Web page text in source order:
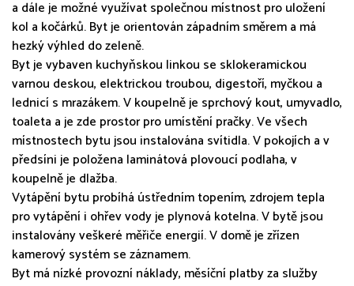
a dále je možné využívat společnou místnost pro uložení
kol a kočárků. Byt je orientován západním směrem a má
hezký výhled do zeleně.
Byt je vybaven kuchyňskou linkou se sklokeramickou
varnou deskou, elektrickou troubou, digestoří, myčkou a
lednicí s mrazákem. V koupelně je sprchový kout, umyvadlo,
toaleta a je zde prostor pro umístění pračky. Ve všech
místnostech bytu jsou instalována svítidla. V pokojích a v
předsíni je položena laminátová plovoucí podlaha, v
koupelně je dlažba.
Vytápění bytu probíhá ústředním topením, zdrojem tepla
pro vytápění i ohřev vody je plynová kotelna. V bytě jsou
instalovány veškeré měřiče energií. V domě je zřízen
kamerový systém se záznamem.
Byt má nízké provozní náklady, měsíční platby za služby